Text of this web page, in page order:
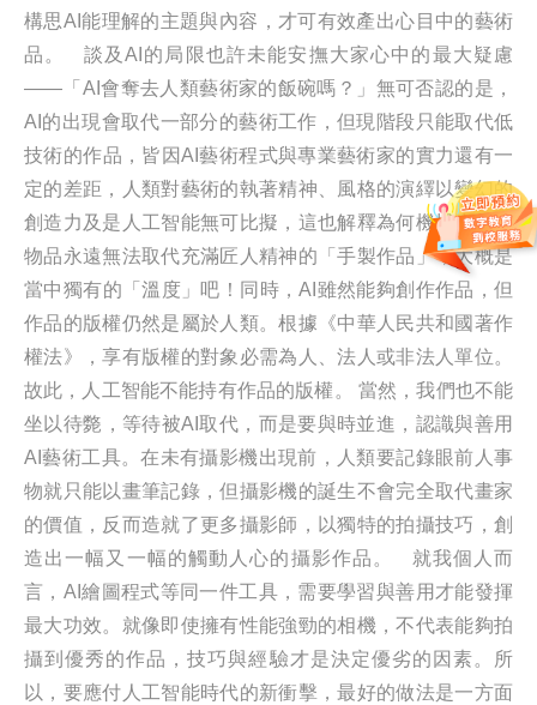
構思AI能理解的主題與內容，才可有效產出心目中的藝術
品。 談及AI的局限也許未能安撫大家心中的最大疑慮
——「AI會奪去人類藝術家的飯碗嗎？」無可否認的是，
AI的出現會取代一部分的藝術工作，但現階段只能取代低
技術的作品，皆因AI藝術程式與專業藝術家的實力還有一
定的差距，人類對藝術的執著精神、風格的演繹以變幻的
創造力及是人工智能無可比擬，這也解釋為何機械生產的
物品永遠無法取代充滿匠人精神的「手製作品」，大概是
當中獨有的「溫度」吧！同時，AI雖然能夠創作作品，但
作品的版權仍然是屬於人類。根據《中華人民共和國著作
權法》，享有版權的對象必需為人、法人或非法人單位。
故此，人工智能不能持有作品的版權。 當然，我們也不能
坐以待斃，等待被AI取代，而是要與時並進，認識與善用
AI藝術工具。在未有攝影機出現前，人類要記錄眼前人事
物就只能以畫筆記錄，但攝影機的誕生不會完全取代畫家
的價值，反而造就了更多攝影師，以獨特的拍攝技巧，創
造出一幅又一幅的觸動人心的攝影作品。 就我個人而
言，AI繪圖程式等同一件工具，需要學習與善用才能發揮
最大功效。就像即使擁有性能強勁的相機，不代表能夠拍
攝到優秀的作品，技巧與經驗才是決定優劣的因素。所
以，要應付人工智能時代的新衝擊，最好的做法是一方面